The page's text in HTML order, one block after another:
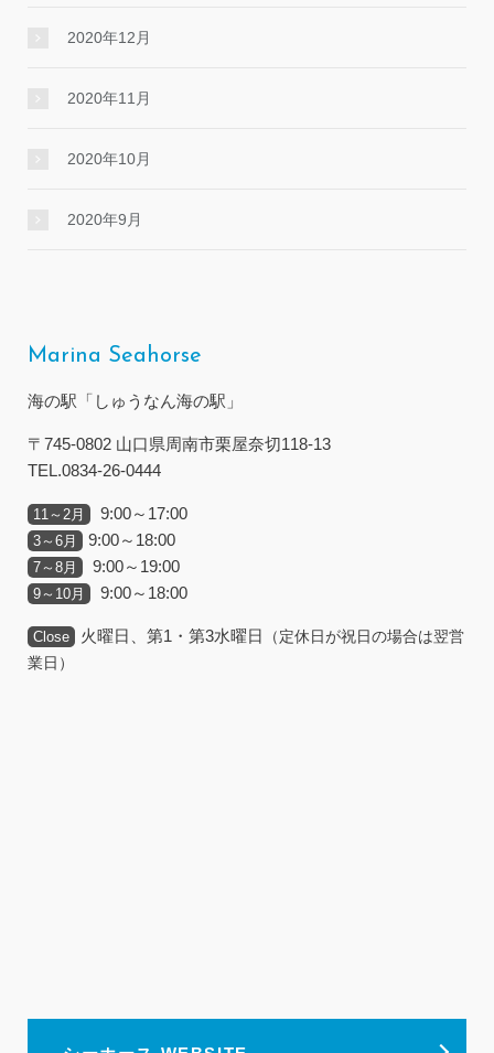
2020年12月
2020年11月
2020年10月
2020年9月
Marina Seahorse
海の駅「しゅうなん海の駅」
〒745-0802 山口県周南市栗屋奈切118-13
TEL.0834-26-0444
11～2月 9:00～17:00
3～6月 9:00～18:00
7～8月 9:00～19:00
9～10月 9:00～18:00
Close 火曜日、第1・第3水曜日
（定休日が祝日の場合は翌営
業日）